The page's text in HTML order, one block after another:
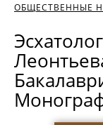
ОБЩЕСТВЕННЫЕ